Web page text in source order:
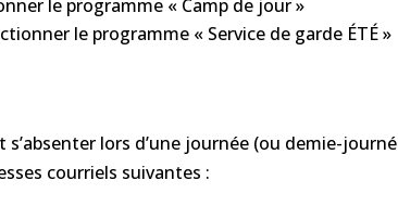
le programme « Camp de jour »
le programme « Service de garde ÉTÉ »
lors d’une journée (ou demie-
courriels suivantes :